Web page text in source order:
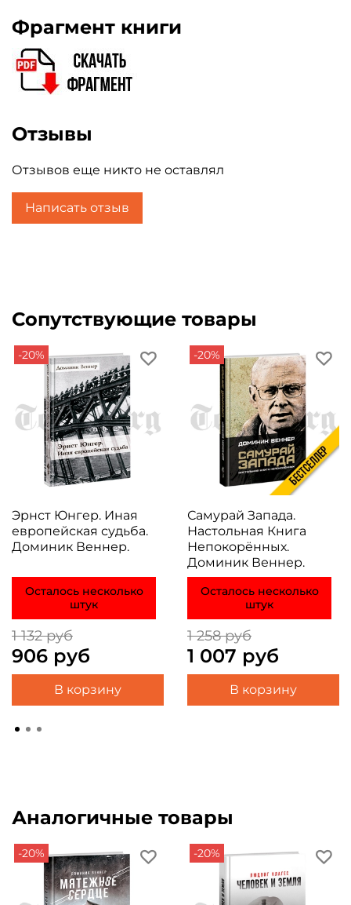
Фрагмент книги
Отзывы
Отзывов еще никто не оставлял
Написать отзыв
Сопутствующие товары
-20%
Эрнст Юнгер. Иная
европейская судьба.
Доминик Веннер.
Осталось несколько
штук
1 132 руб
906 руб
В корзину
-20%
Самурай Запада.
Настольная Книга
Непокорённых.
Доминик Веннер.
Осталось несколько
штук
1 258 руб
1 007 руб
В корзину
Аналогичные товары
-20% -20%